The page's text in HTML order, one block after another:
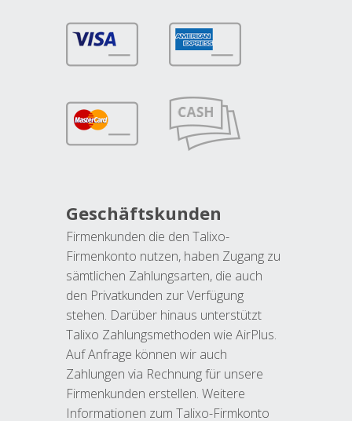
Geschäftskunden
Firmenkunden die den Talixo-
Firmenkonto nutzen, haben Zugang zu
sämtlichen Zahlungsarten, die auch
den Privatkunden zur Verfügung
stehen. Darüber hinaus unterstützt
Talixo Zahlungsmethoden wie AirPlus.
Auf Anfrage können wir auch
Zahlungen via Rechnung für unsere
Firmenkunden erstellen. Weitere
Informationen zum Talixo-Firmkonto